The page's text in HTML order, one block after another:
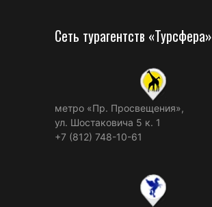
Сеть турагентств «Турсфера»
метро «Пр. Просвещения»,
ул. Шостаковича 5 к. 1
+7 (812) 748-10-61